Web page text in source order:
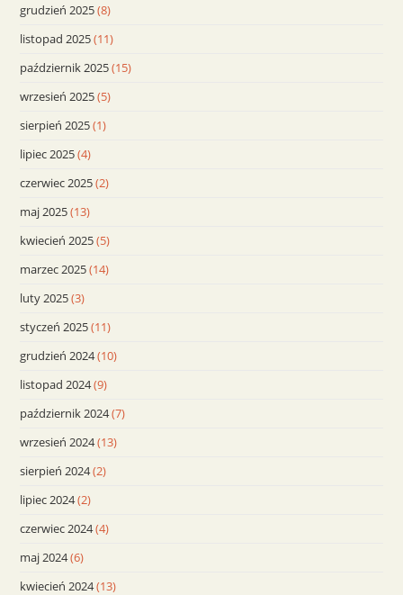
grudzień 2025(8)
listopad 2025(11)
październik 2025(15)
wrzesień 2025(5)
sierpień 2025(1)
lipiec 2025(4)
czerwiec 2025(2)
maj 2025(13)
kwiecień 2025(5)
marzec 2025(14)
luty 2025(3)
styczeń 2025(11)
grudzień 2024(10)
listopad 2024(9)
październik 2024(7)
wrzesień 2024(13)
sierpień 2024(2)
lipiec 2024(2)
czerwiec 2024(4)
maj 2024(6)
kwiecień 2024(13)